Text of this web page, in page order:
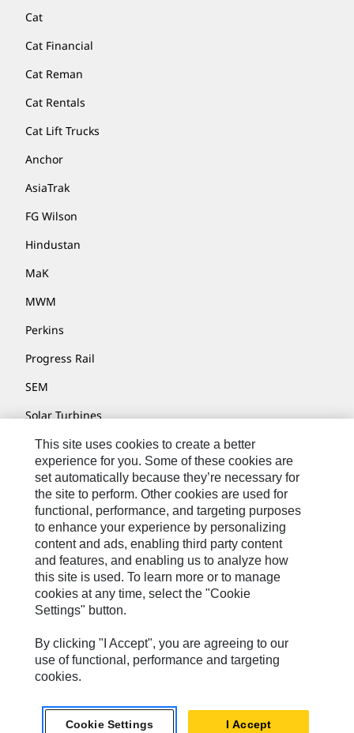
Cat
Cat Financial
Cat Reman
Cat Rentals
Cat Lift Trucks
Anchor
AsiaTrak
FG Wilson
Hindustan
MaK
MWM
Perkins
Progress Rail
SEM
Solar Turbines
SPM Oil & Gas
Turner Powertrain Systems
联系我们
网站地图
Cookie Settings
法律声明
隐私条款
Cat.com
2026 卡特彼勒 保留所有权利
This site uses cookies to create a better
experience for you. Some of these cookies are
set automatically because they’re necessary for
the site to perform. Other cookies are used for
functional, performance, and targeting purposes
to enhance your experience by personalizing
content and ads, enabling third party content
and features, and enabling us to analyze how
this site is used. To learn more or to manage
cookies at any time, select the "Cookie
Settings" button.
By clicking "I Accept", you are agreeing to our
use of functional, performance and targeting
cookies.
Cookie Settings I Accept